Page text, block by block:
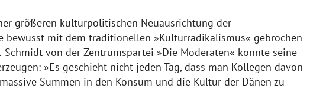
größeren kulturpolitischen Neuausrichtung der
bewusst mit dem traditionellen »Kulturradikalismus« gebrochen
Schmidt von der Zentrumspartei »Die Moderaten« konnte seine
»Es geschieht nicht jeden Tag, dass man Kollegen davon
Summen in den Konsum und die Kultur der Dänen zu